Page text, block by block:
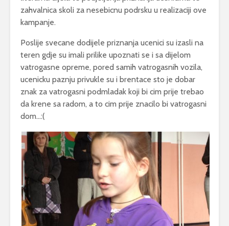
zahvalnica skoli za nesebicnu podrsku u realizaciji ove
kampanje.
Poslije svecane dodijele priznanja ucenici su izasli na
teren gdje su imali prilike upoznati se i sa dijelom
vatrogasne opreme, pored samih vatrogasnih vozila,
ucenicku paznju privukle su i brentace sto je dobar
znak za vatrogasni podmladak koji bi cim prije trebao
da krene sa radom, a to cim prije znacilo bi vatrogasni
dom…:(